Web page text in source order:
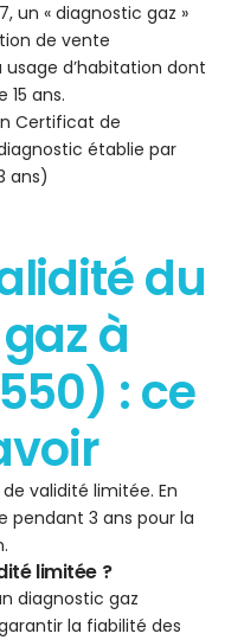
un « diagnostic gaz »
de vente
d’habitation dont
15 ans.
Certificat de
établie par
ans)
du
à
: ce
validité limitée. En
pendant 3 ans pour la
limitée ?
diagnostic gaz
la fiabilité des